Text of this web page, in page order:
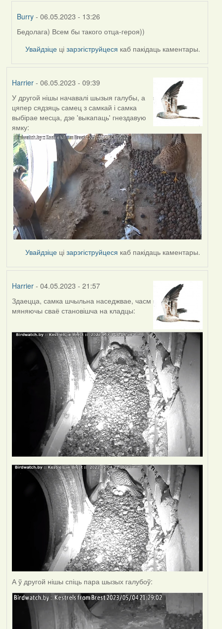
Burry - 06.05.2023 - 13:26
In
reply
by
Бедолага) Всем бы такого отца-героя))
Увайдзіце цізарэгіструйцеся каб пакідаць каментары.
Harrier- 06.05.2023 - 09:39
У другой нішы начавалі шызыя галубы, а
цяпер сядзяць самец з самкай і самка
выбірае месца, дзе 'выкапаць' гнездавую
ямку:
Увайдзіце цізарэгіструйцеся каб пакідаць каментары.
Harrier- 04.05.2023 - 21:57
Здаецца, самка шчыльна наседжвае, часм
мяняючы сваё становішча на кладцы:
А ў другой нішы спіць пара шызых галубоў: